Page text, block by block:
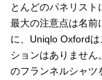
とんどのパネリスト
最大の注意点は名前
に、Uniqlo Oxford
ションはありません
のフランネルシャツ